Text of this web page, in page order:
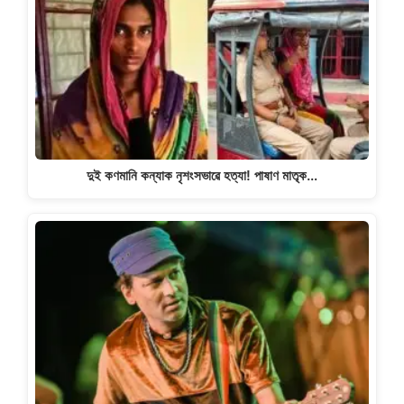
দুই কণমানি কন্যাক নৃশংসভাৱে হত্যা! পাষাণ মাতৃক…